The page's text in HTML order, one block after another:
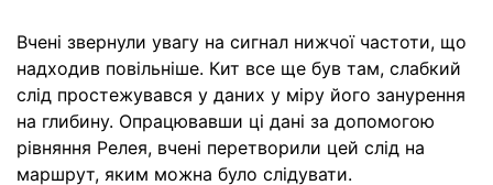
Вчені звернули увагу на сигнал нижчої частоти, що
надходив повільніше. Кит все ще був там, слабкий
слід простежувався у даних у міру його занурення
на глибину. Опрацювавши ці дані за допомогою
рівняння Релея, вчені перетворили цей слід на
маршрут, яким можна було слідувати.